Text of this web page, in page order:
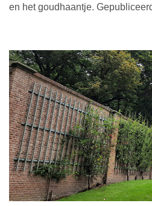
en het goudhaantje.